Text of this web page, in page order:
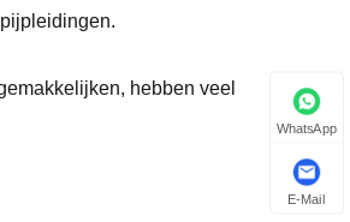
hebben veel
WhatsApp
E-Mail